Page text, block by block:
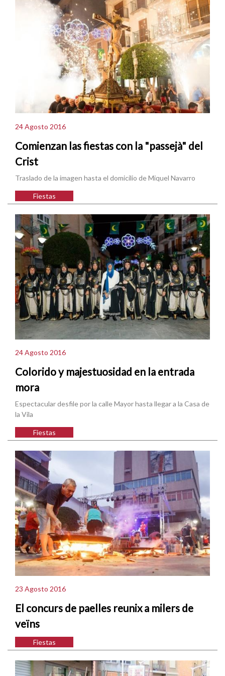
24 Agosto 2016
Comienzan las fiestas con la "passejà" del
Crist
Traslado de la imagen hasta el domicilio de Miquel Navarro
Fiestas
24 Agosto 2016
Colorido y majestuosidad en la entrada
mora
Espectacular desfile por la calle Mayor hasta llegar a la Casa de
la Vila
Fiestas
23 Agosto 2016
El concurs de paelles reunix a milers de
veïns
Fiestas